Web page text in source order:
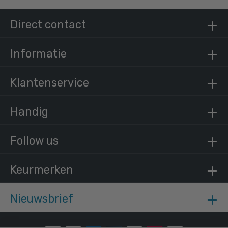
Steigerbuis staal 33,7 mm
€ 9,62 incl. BTW
Nieuwsbrief
Follow us
Keurmerken
Direct contact
Informatie
Klantenservice
Handig